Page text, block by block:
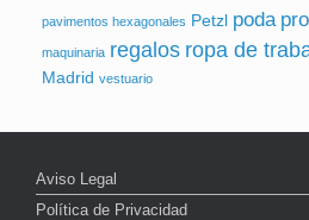
pavimentos hexagonales Petzl poda
maquinaria regalos ropa de
Madrid vestuario
Aviso Legal
Política de Privacidad